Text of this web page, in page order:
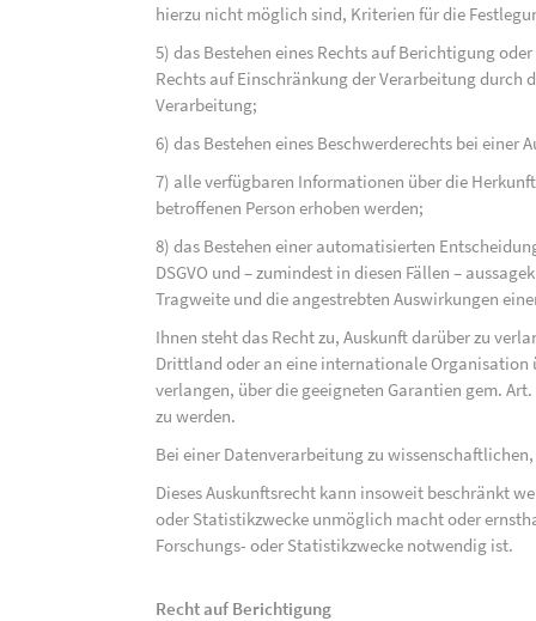
hierzu nicht möglich sind, Kriterien für die
5) das Bestehen eines Rechts auf Berichtigung
Rechts auf Einschränkung der Verarbeitung durch
Verarbeitung;
6) das Bestehen eines Beschwerderechts bei einer
7) alle verfügbaren Informationen über die
betroffenen Person erhoben werden;
8) das Bestehen einer automatisierten
DSGVO und – zumindest in diesen Fällen –
Tragweite und die angestrebten Auswirkungen
Ihnen steht das Recht zu, Auskunft darüber zu
Drittland oder an eine internationale Organisation
verlangen, über die geeigneten Garantien gem.
zu werden.
Bei einer Datenverarbeitung zu
Dieses Auskunftsrecht kann insoweit beschränkt
oder Statistikzwecke unmöglich macht oder
Forschungs- oder Statistikzwecke notwendig ist.
Recht auf Berichtigung